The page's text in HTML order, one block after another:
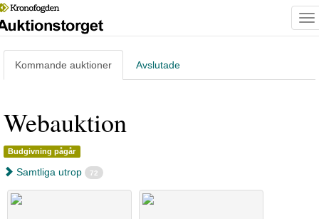
Kommande auktioner Avslutade
Webauktion
Budgivning pågår
Samtliga utrop 72